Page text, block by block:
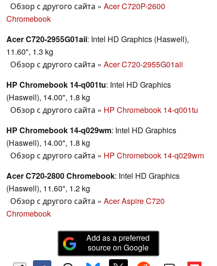
Обзор с другого сайта » Acer C720P-2600
Chromebook
Acer C720-2955G01aii: Intel HD Graphics (Haswell),
11.60", 1.3 kg
Обзор с другого сайта » Acer C720-2955G01aii
HP Chromebook 14-q001tu: Intel HD Graphics
(Haswell), 14.00", 1.8 kg
Обзор с другого сайта » HP Chromebook 14-q001tu
HP Chromebook 14-q029wm: Intel HD Graphics
(Haswell), 14.00", 1.8 kg
Обзор с другого сайта » HP Chromebook 14-q029wm
Acer C720-2800 Chromebook: Intel HD Graphics
(Haswell), 11.60", 1.2 kg
Обзор с другого сайта » Acer Aspire C720
Chromebook
Add as a preferred
source on Google